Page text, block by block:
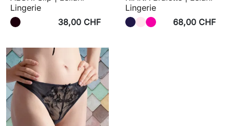
Lingerie
38,00 CHF
Lingerie
68,00 CHF